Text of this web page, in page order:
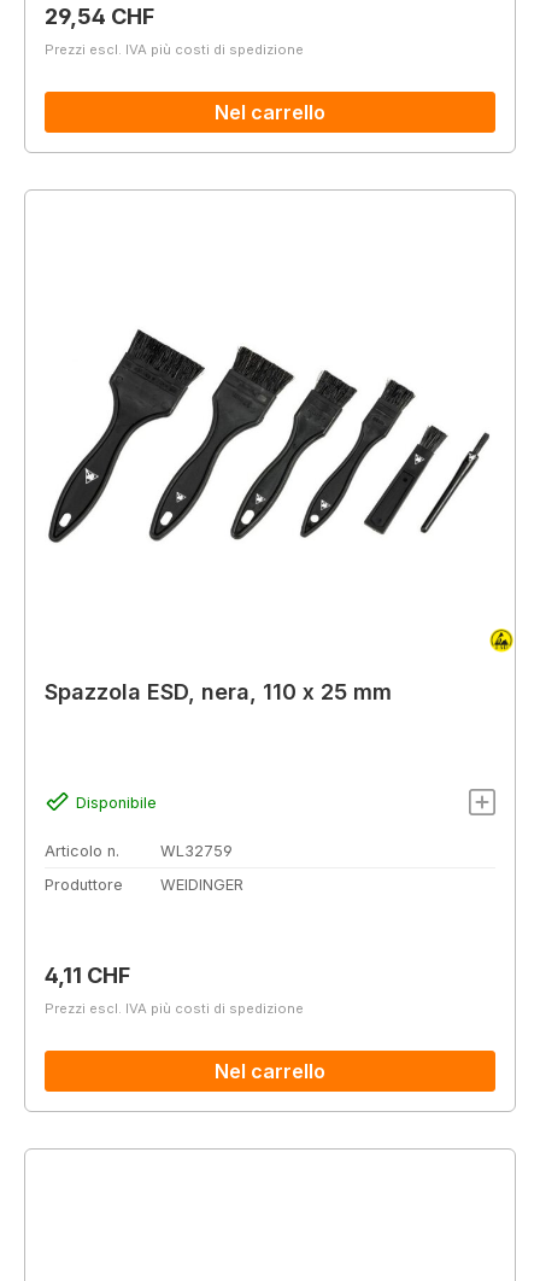
Prezzo normale:
29,54 CHF
Prezzi escl. IVA più costi di spedizione
Nel carrello
Spazzola ESD, nera, 110 x 25 mm
Disponibile
Articolo n.
WL32759
Produttore
WEIDINGER
Prezzo normale:
4,11 CHF
Prezzi escl. IVA più costi di spedizione
Nel carrello